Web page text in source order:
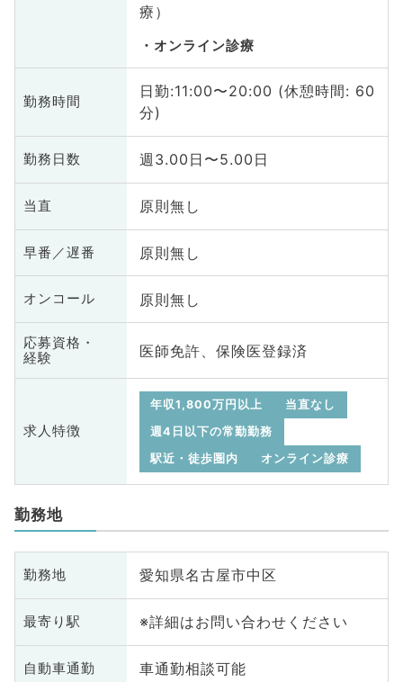
療）
オンライン診療
勤務時間
日勤:11:00〜20:00 (休憩時間: 60
分)
勤務日数 週3.00日〜5.00日
当直 原則無し
早番／遅番 原則無し
オンコール 原則無し
応募資格・
経験
医師免許、保険医登録済
求人特徴
年収1,800万円以上
当直なし
週4日以下の常勤勤務
駅近・徒歩圏内
オンライン診療
勤務地
勤務地 愛知県名古屋市中区
最寄り駅 ※詳細はお問い合わせください
自動車通勤 車通勤相談可能